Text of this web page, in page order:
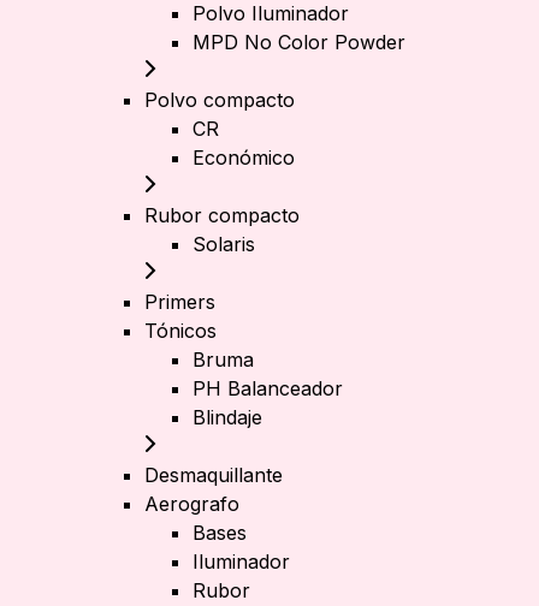
Polvo Iluminador
MPD No Color Powder
Polvo compacto
CR
Económico
Rubor compacto
Solaris
Primers
Tónicos
Bruma
PH Balanceador
Blindaje
Desmaquillante
Aerografo
Bases
Iluminador
Rubor